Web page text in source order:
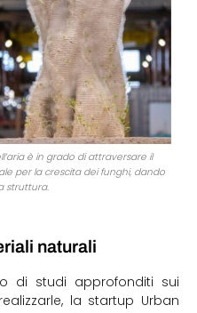
è in grado di attraversare il
per la crescita dei funghi, dando
struttura.
naturali
di studi approfonditi sui
la startup Urban